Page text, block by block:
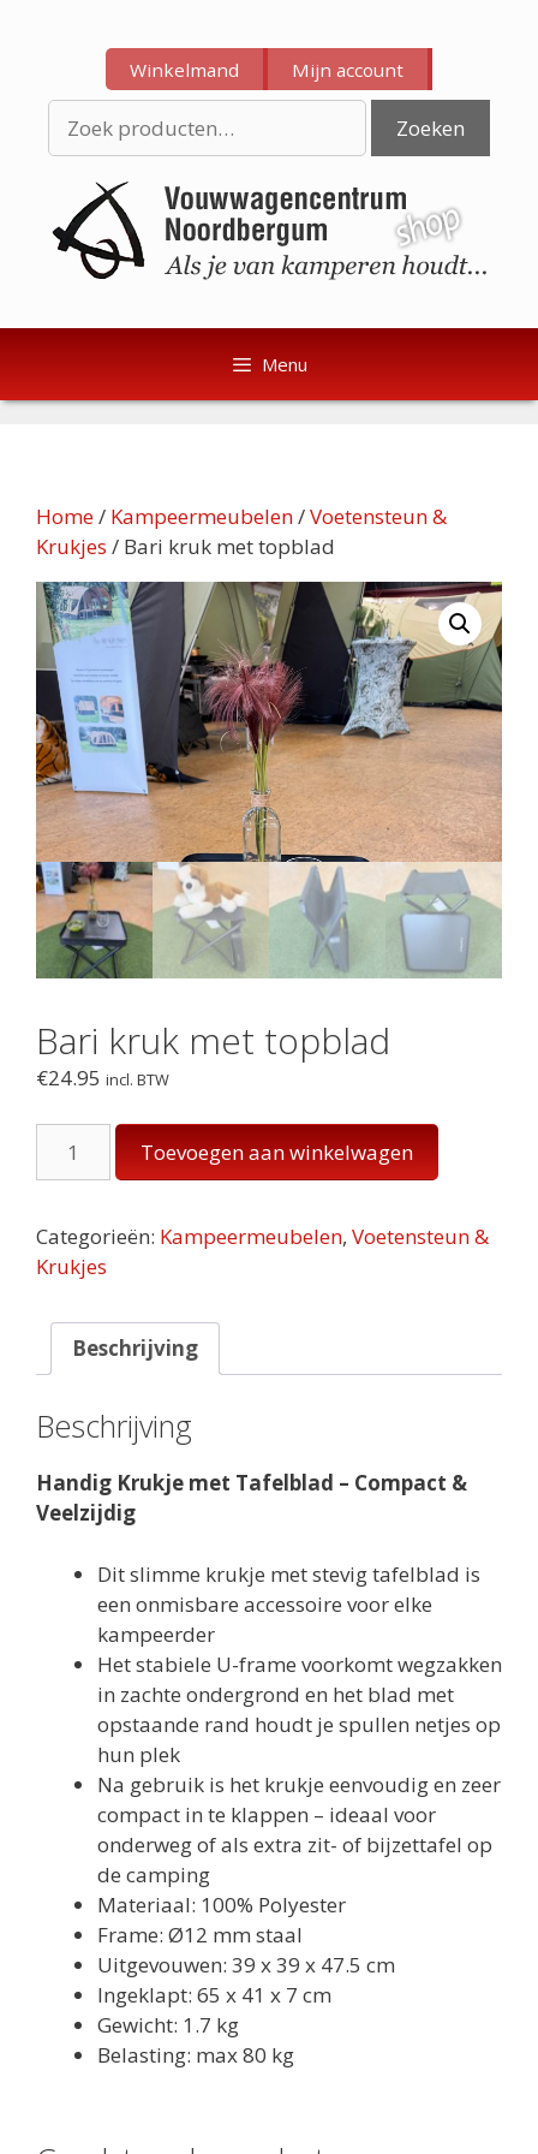
inhoud
inhoud
Winkelmand Mijn account
naar:
Zoeken
Menu
Home/ Kampeermeubelen/Voetensteun &
Krukjes / Bari kruk met topblad
Bari kruk met topblad
€24.95 incl. BTW
kruk
topblad
aantal
Toevoegen aan winkelwagen
Categorieën: Kampeermeubelen, Voetensteun &
Krukjes
Beschrijving
Beschrijving
Handig Krukje met Tafelblad – Compact &
Veelzijdig
Dit slimme krukje met stevig tafelblad is
een onmisbare accessoire voor elke
kampeerder
Het stabiele U-frame voorkomt wegzakken
in zachte ondergrond en het blad met
opstaande rand houdt je spullen netjes op
hun plek
Na gebruik is het krukje eenvoudig en zeer
compact in te klappen – ideaal voor
onderweg of als extra zit- of bijzettafel op
de camping
Materiaal: 100% Polyester
Frame: Ø12 mm staal
Uitgevouwen: 39 x 39 x 47.5 cm
Ingeklapt: 65 x 41 x 7 cm
Gewicht: 1.7 kg
Belasting: max 80 kg